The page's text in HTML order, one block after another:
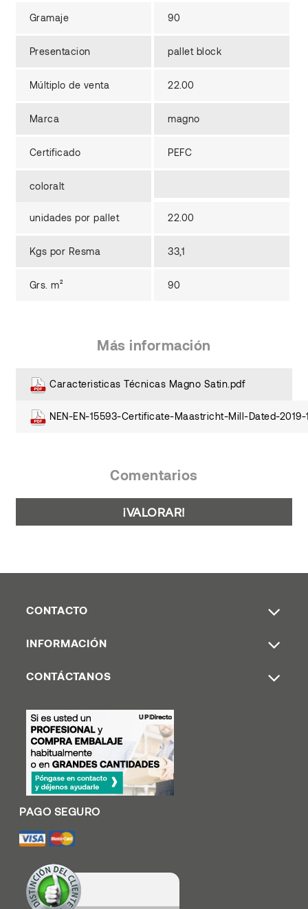
Gramaje 90
Presentacion pallet block
Múltiplo de venta 22.00
Marca magno
Certificado PEFC
coloralt
unidades por pallet 22.00
Kgs por Resma 33,1
Grs. m² 90
Más información
Caracteristicas Técnicas Magno Satin.pdf
NEN-EN-15593-Certificate-Maastricht-Mill-Dated-
Comentarios
¡VALORAR!
CONTACTO
INFORMACIÓN
CONTÁCTANOS